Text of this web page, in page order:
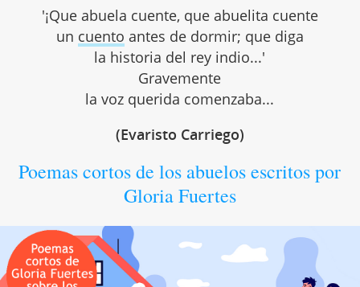
'¡Que abuela cuente, que abuelita cuente
un cuento antes de dormir; que diga
la historia del rey indio...'
Gravemente
la voz querida comenzaba...
(Evaristo Carriego)
Poemas cortos de los abuelos escritos por
Gloria Fuertes